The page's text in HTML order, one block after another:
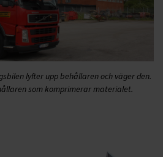
lyfter upp behållaren och väger den.
som komprimerar materialet.